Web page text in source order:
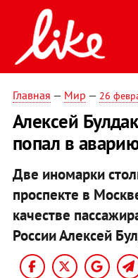
Главная — Мир — 26
Алексей
попал в
Две иномарки
проспекте в
качестве
России Алексей